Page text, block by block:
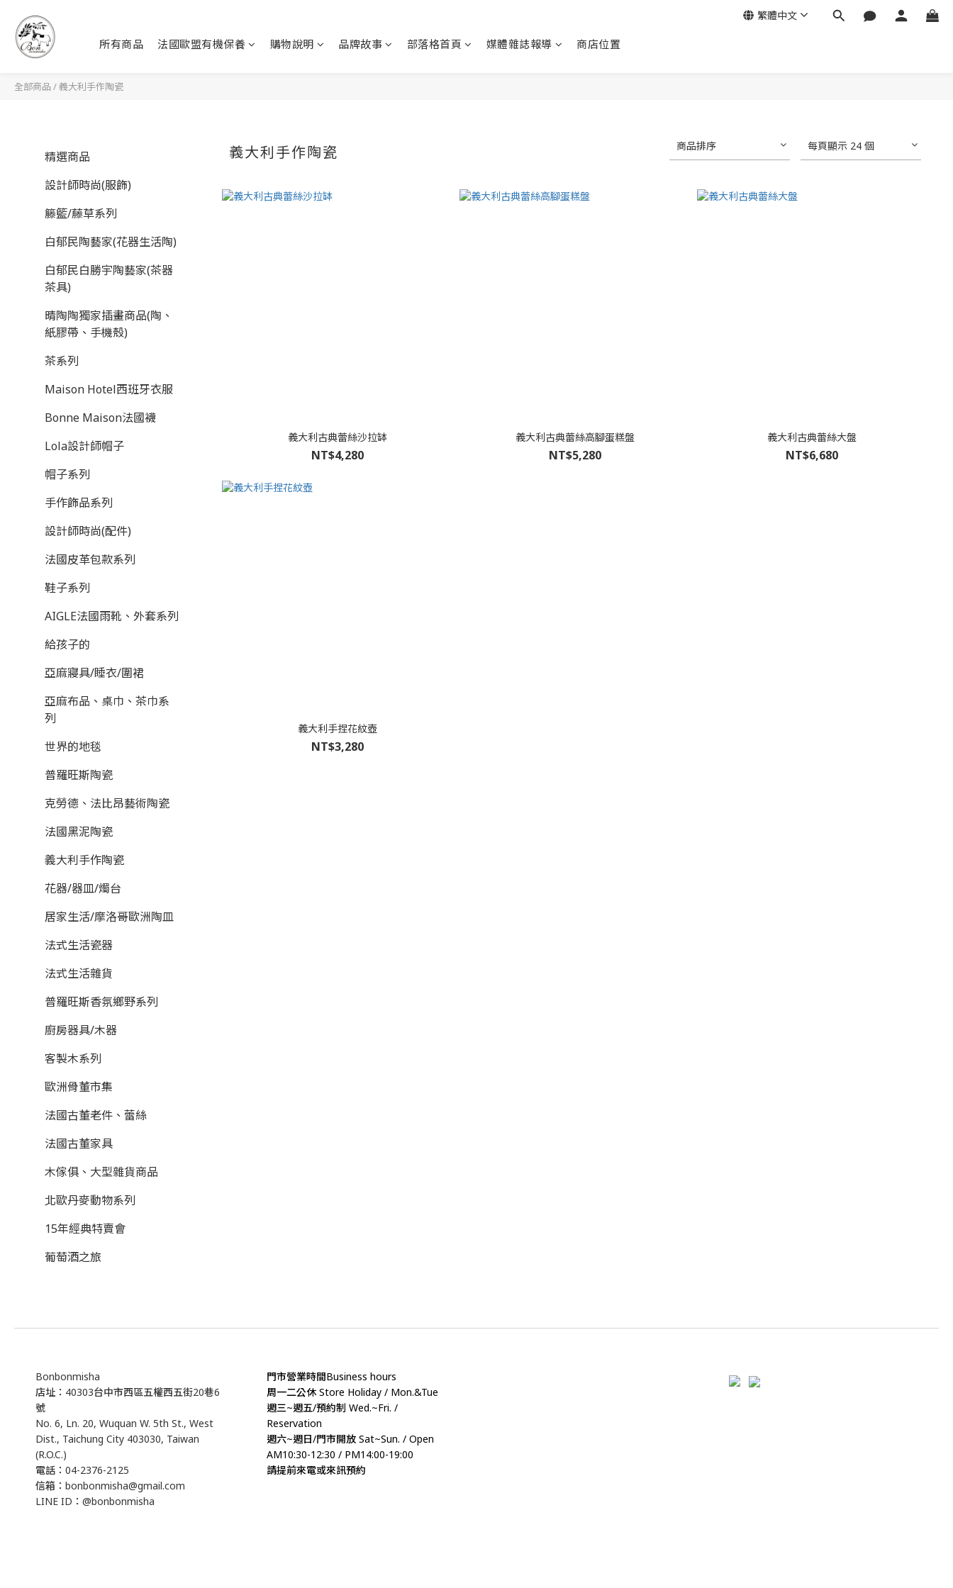
所有商品 法國歐盟有機保養 購物說明 品牌故事 部落格首頁 媒體雜誌報導 商店位置
繁體中文
全部商品 /義大利手作陶瓷
精選商品
設計師時尚(服飾)
籐籃/藤草系列
白郁民陶藝家(花器生活陶)
白郁民白勝宇陶藝家(茶器
茶具)
晴陶陶獨家插畫商品(陶、
紙膠帶、手機殼)
茶系列
Maison Hotel西班牙衣服
Bonne Maison法國襪
Lola設計師帽子
帽子系列
手作飾品系列
設計師時尚(配件)
法國皮革包款系列
鞋子系列
AIGLE法國雨靴、外套系列
給孩子的
亞麻寢具/睡衣/圍裙
亞麻布品、桌巾、茶巾系
列
世界的地毯
普羅旺斯陶瓷
克勞德、法比昂藝術陶瓷
法國黑泥陶瓷
義大利手作陶瓷
花器/器皿/燭台
居家生活/摩洛哥歐洲陶皿
法式生活瓷器
法式生活雜貨
普羅旺斯香氛鄉野系列
廚房器具/木器
客製木系列
歐洲骨董市集
法國古董老件、蕾絲
法國古董家具
木傢俱、大型雜貨商品
北歐丹麥動物系列
15年經典特賣會
葡萄酒之旅
義大利手作陶瓷 商品排序 每頁顯示 24 個
義大利古典蕾絲沙拉缽
NT$4,280
義大利古典蕾絲高腳蛋糕盤
NT$5,280
義大利古典蕾絲大盤
NT$6,680
義大利手捏花紋壺
NT$3,280
Bonbonmisha
店址：40303台中市西區五權西五街20巷6
號
No. 6, Ln. 20, Wuquan W. 5th St., West
Dist., Taichung City 403030, Taiwan
(R.O.C.)
電話：04-2376-2125
信箱：bonbonmisha@gmail.com
LINE ID：@bonbonmisha
門市營業時間Business hours
周一二公休 Store Holiday / Mon.&Tue
週三~週五/預約制 Wed.~Fri. /
Reservation
週六~週日/門市開放 Sat~Sun. / Open
AM10:30-12:30 / PM14:00-19:00
請提前來電或來訊預約